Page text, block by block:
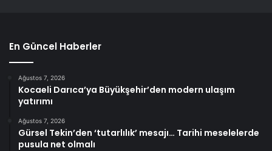
En Güncel Haberler
Ağustos 7, 2026
Kocaeli Darıca’ya Büyükşehir’den modern ulaşım
yatırımı
Ağustos 7, 2026
Gürsel Tekin’den ‘tutarlılık’ mesajı… Tarihi meselelerde
pusula net olmalı